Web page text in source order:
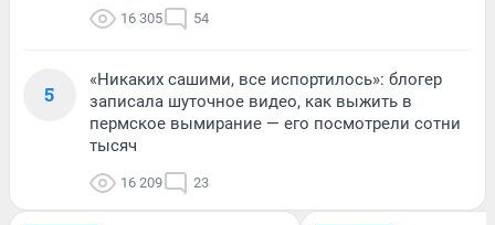
16 305 54
5
«Никаких сашими, все испортилось»: блогер
записала шуточное видео, как выжить в
пермское вымирание — его посмотрели сотни
тысяч
16 209 23